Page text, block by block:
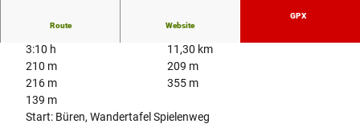
Route Website
GPX
3:10 h
11,30 km
210 m
209 m
216 m
355 m
139 m
Start: Büren, Wandertafel Spielenweg